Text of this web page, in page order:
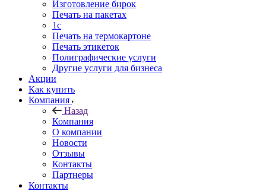
Изготовление бирок
Печать на пакетах
1c
Печать на термокартоне
Печать этикеток
Полиграфические услуги
Другие услуги для бизнеса
Акции
Как купить
Компания
Назад
Компания
О компании
Новости
Отзывы
Контакты
Партнеры
Контакты